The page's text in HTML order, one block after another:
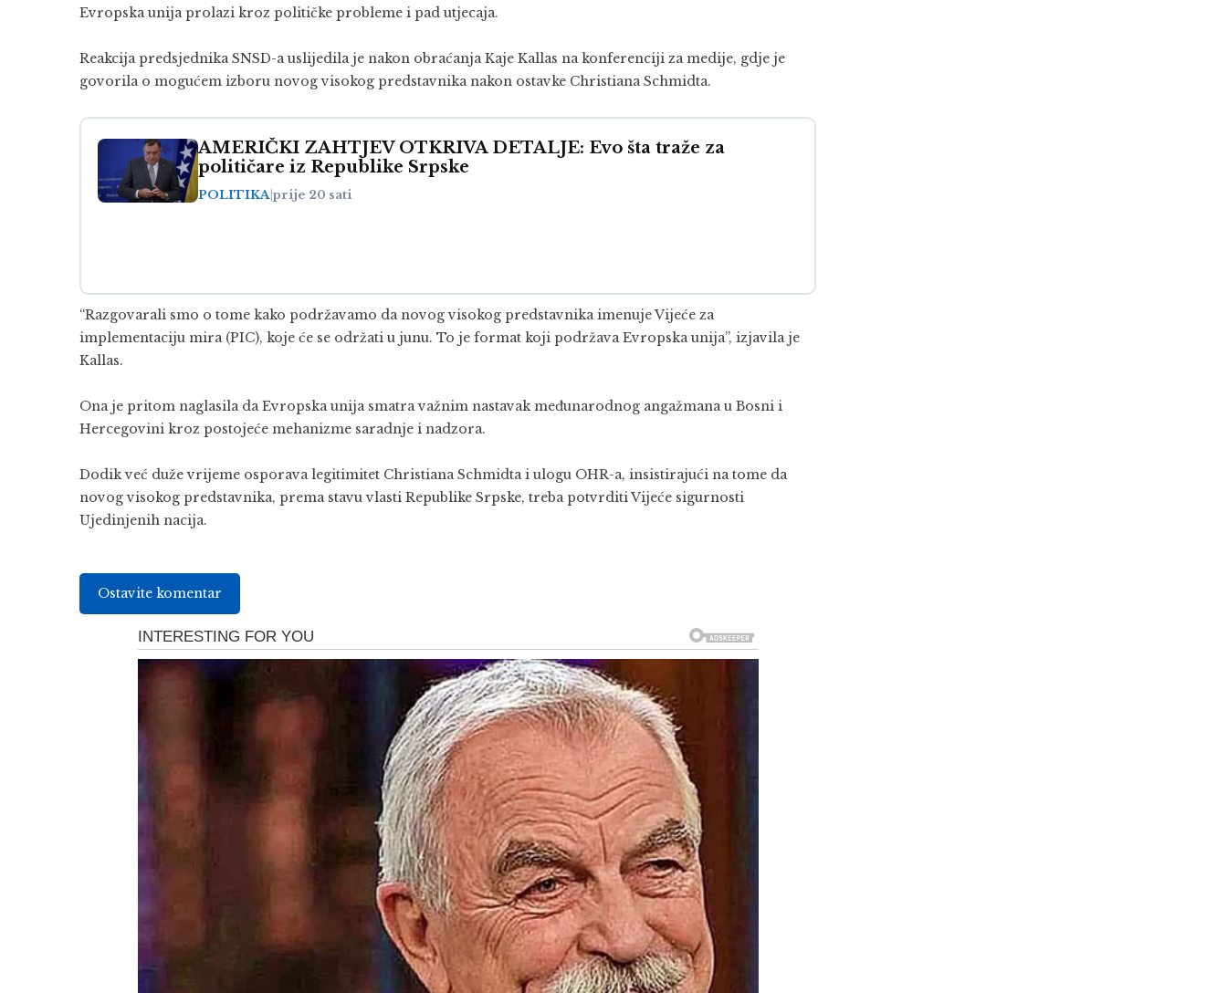
Evropska unija prolazi kroz političke probleme i pad utjecaja.
Reakcija predsjednika SNSD-a uslijedila je nakon obraćanja Kaje Kallas na konferenciji za medije, gdje je
govorila o mogućem izboru novog visokog predstavnika nakon ostavke Christiana Schmidta.
AMERIČKI ZAHTJEV OTKRIVA DETALJE: Evo šta traže za
političare iz Republike Srpske
POLITIKAprije 20 sati
“Razgovarali smo o tome kako podržavamo da novog visokog predstavnika imenuje Vijeće za
implementaciju mira (PIC), koje će se održati u junu. To je format koji podržava Evropska unija”, izjavila je
Kallas.
Ona je pritom naglasila da Evropska unija smatra važnim nastavak međunarodnog angažmana u Bosni i
Hercegovini kroz postojeće mehanizme saradnje i nadzora.
Dodik već duže vrijeme osporava legitimitet Christiana Schmidta i ulogu OHR-a, insistirajući na tome da
novog visokog predstavnika, prema stavu vlasti Republike Srpske, treba potvrditi Vijeće sigurnosti
Ujedinjenih nacija.
Ostavite komentar